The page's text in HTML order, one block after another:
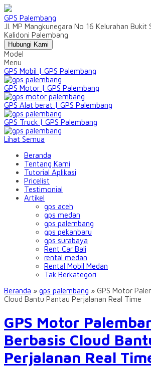
GPS Palembang
Jl. MP Mangkunegara No 16 Kelurahan Bukit
Kalidoni Palembang
Hubungi Kami
Model
Menu
GPS Mobil | GPS Palembang
GPS Motor | GPS Palembang
GPS Alat berat | GPS Palembang
GPS Truck | GPS Palembang
Lihat Semua
Beranda
Tentang Kami
Tutorial Aplikasi
Pricelist
Testimonial
Artikel
gps aceh
gps medan
gps palembang
gps pekanbaru
gps surabaya
Rent Car Bali
rental medan
Rental Mobil Medan
Tak Berkategori
Beranda » gps palembang » GPS Motor
Cloud Bantu Pantau Perjalanan Real Time
GPS Motor
Berbasis Cloud
Perjalanan Real